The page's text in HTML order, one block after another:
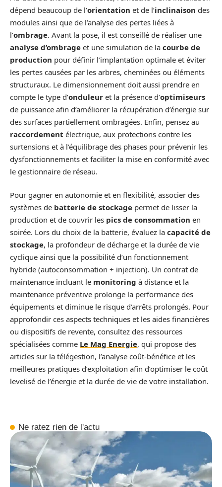
dépend beaucoup de l’orientation et de l’inclinaison des
modules ainsi que de l’analyse des pertes liées à
l’ombrage. Avant la pose, il est conseillé de réaliser une
analyse d’ombrage et une simulation de la courbe de
production pour définir l’implantation optimale et éviter
les pertes causées par les arbres, cheminées ou éléments
structuraux. Le dimensionnement doit aussi prendre en
compte le type d’onduleur et la présence d’optimiseurs
de puissance afin d’améliorer la récupération d’énergie sur
des surfaces partiellement ombragées. Enfin, pensez au
raccordement électrique, aux protections contre les
surtensions et à l’équilibrage des phases pour prévenir les
dysfonctionnements et faciliter la mise en conformité avec
le gestionnaire de réseau.
Pour gagner en autonomie et en flexibilité, associer des
systèmes de batterie de stockage permet de lisser la
production et de couvrir les pics de consommation en
soirée. Lors du choix de la batterie, évaluez la capacité de
stockage, la profondeur de décharge et la durée de vie
cyclique ainsi que la possibilité d’un fonctionnement
hybride (autoconsommation + injection). Un contrat de
maintenance incluant le monitoring à distance et la
maintenance préventive prolonge la performance des
équipements et diminue le risque d’arrêts prolongés. Pour
approfondir ces aspects techniques et les aides financières
ou dispositifs de revente, consultez des ressources
spécialisées comme Le Mag Energie, qui propose des
articles sur la télégestion, l’analyse coût-bénéfice et les
meilleures pratiques d’exploitation afin d’optimiser le coût
levelisé de l’énergie et la durée de vie de votre installation.
Ne ratez rien de l'actu